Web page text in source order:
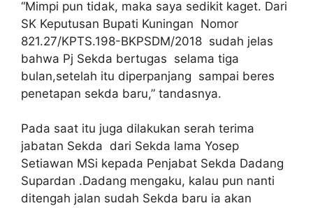
“Mimpi pun tidak, maka saya sedikit kaget. Dari
SK Keputusan Bupati Kuningan Nomor
821.27/KPTS.198-BKPSDM/2018 sudah jelas
bahwa Pj Sekda bertugas selama tiga
bulan,setelah itu diperpanjang sampai beres
penetapan sekda baru,” tandasnya.
Pada saat itu juga dilakukan serah terima
jabatan Sekda dari Sekda lama Yosep
Setiawan MSi kepada Penjabat Sekda Dadang
Supardan .Dadang mengaku, kalau pun nanti
ditengah jalan sudah Sekda baru ia akan